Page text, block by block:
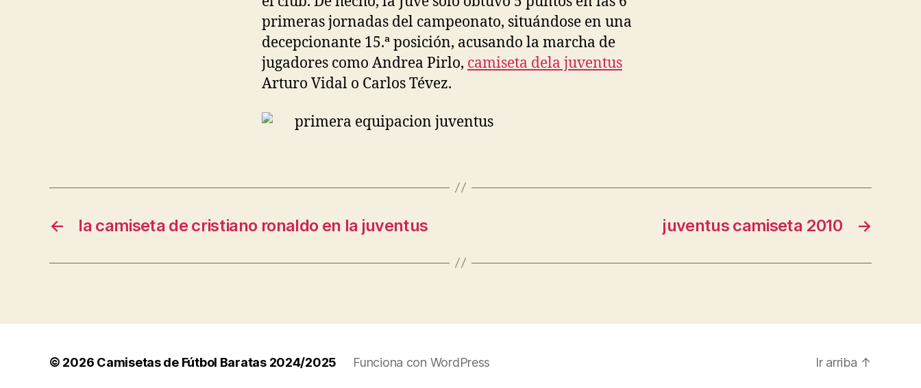
primeras jornadas del campeonato, situándose en una
decepcionante 15.ª posición, acusando la marcha de
jugadores como Andrea Pirlo, camiseta dela juventus
Arturo Vidal o Carlos Tévez.
← la camiseta de cristiano ronaldo en la juventus →
juventus camiseta 2010
© 2026 Camisetas de Fútbol Baratas 2024/2025 Funciona con WordPress Ir arriba ↑